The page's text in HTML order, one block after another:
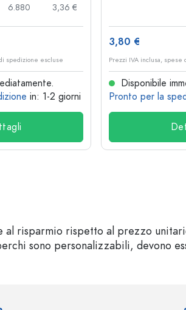
6.880
3,36 €
spedizione escluse
in: 1-2 giorni
3,80 €
Prezzi IVA inclusa,
Disponibile
Pronto per la
al risparmio rispetto al prezzo
sono personalizzabili, devono